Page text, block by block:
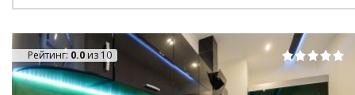
Рейтинг: 0.0 из 10